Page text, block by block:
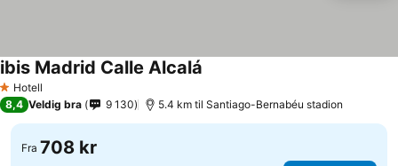
1 Stjerner
Hotell
ibis Madrid Calle Alcalá
8,4 Veldig bra 9 130 5.4 km til Santiago-Bernabéu stadion
Fra 708 kr